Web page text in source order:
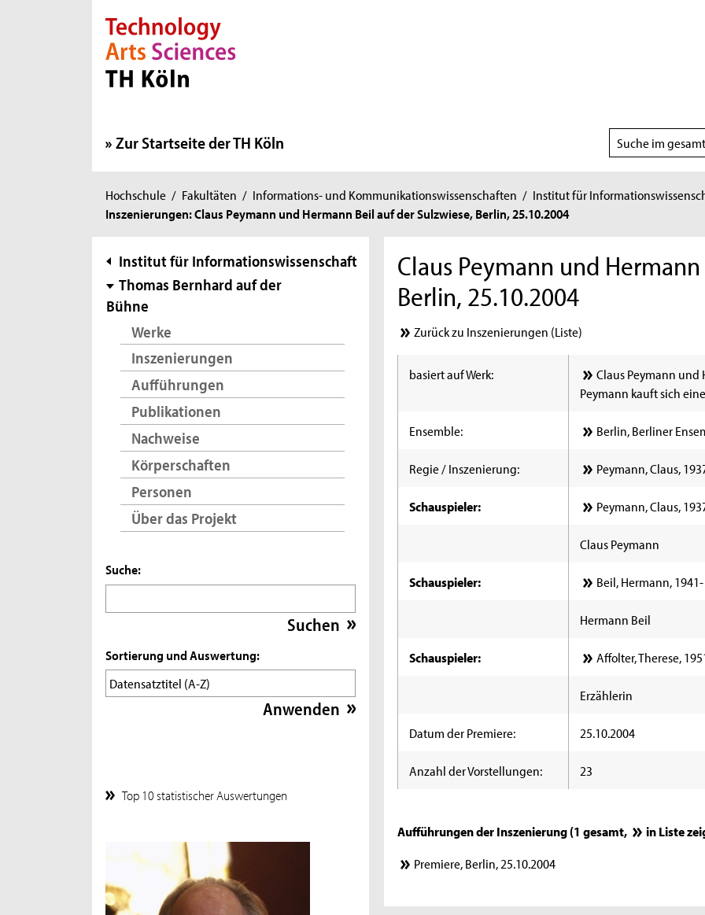
Direkt zur Hauptnavigation
Direkt zur Subnavigation
Direkt zum Inhalt
Direkt zum Fußbereich
Zur Startseite der TH Köln
Suchbereich
wählen
Sie
sind
Hochschule / Fakultäten / Informations- und Kommunikationswissenschaften / Institut für
Inszenierungen: Claus Peymann und Hermann Beil auf der Sulzwiese, Berlin, 25.10.2004
Subnavigation
Institut für Informationswissenschaft
Thomas Bernhard auf der
Bühne
Werke
Inszenierungen
Aufführungen
Publikationen
Nachweise
Körperschaften
Personen
Über das Projekt
Suche:
Sortierung und Auswertung:
Top 10 statistischer Auswertungen
Claus Peymann und
Berlin, 25.10.2004
Zurück zu Inszenierungen (Liste)
basiert auf Werk:
Claus Peymann und
Peymann kauft sich
Ensemble: Berlin, Berliner
Regie / Inszenierung: Peymann, Claus,
Schauspieler: Peymann, Claus,
Claus Peymann
Schauspieler: Beil, Hermann, 1941-
Hermann Beil
Schauspieler: Affolter, Therese,
Erzählerin
Datum der Premiere: 25.10.2004
Anzahl der Vorstellungen: 23
Aufführungen der Inszenierung (1 gesamt, in Liste
Premiere, Berlin, 25.10.2004